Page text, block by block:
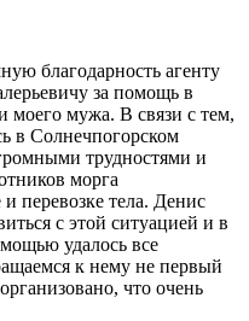
благодарность агенту
за помощь в
моего мужа. В связи с тем,
в Солнечпогорском
трудностями и
морга
перевозке тела. Денис
с этой ситуацией и в
удалось все
к нему не первый
что очень